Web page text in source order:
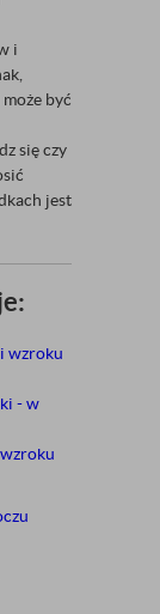
i
być
się czy
jest
wzroku
- w